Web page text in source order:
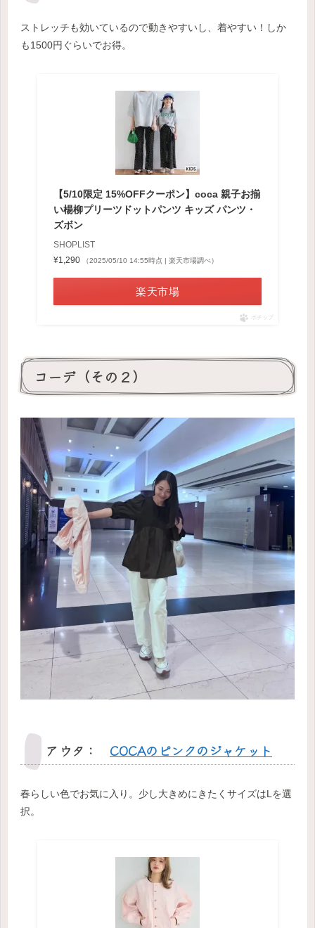
ストレッチも効いているので動きやすいし、着やすい！しか
も1500円ぐらいでお得。
【5/10限定 15%OFFクーポン】coca 親子お揃
い楊柳プリーツドットパンツ キッズ パンツ・
ズボン
SHOPLIST
¥1,290
（2025/05/10 14:55時点 | 楽天市場調べ）
楽天市場
ポチップ
コーデ（その２）
アウタ： COCAのピンクのジャケット
春らしい色でお気に入り。少し大きめにきたくサイズはLを選
択。